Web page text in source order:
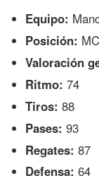
Equipo:
Posición: MC
Valoración
Ritmo: 74
Tiros: 88
Pases: 93
Regates: 87
Defensa: 64